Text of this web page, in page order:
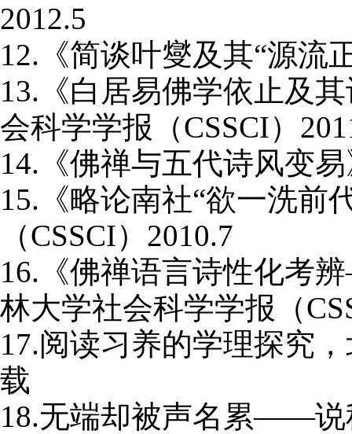
2012.5
12. 《简谈叶燮及其“源流
13. 《白居易佛学依止及
会科学学报（CSSCI）
14. 《佛禅与五代诗风变
15. 《略论南社“欲一洗
（CSSCI） 2010.7
16. 《佛禅语言诗性化考
林大学社会科学学报（
17.阅读习养的学理探究
载
18.无端却被声名累——说